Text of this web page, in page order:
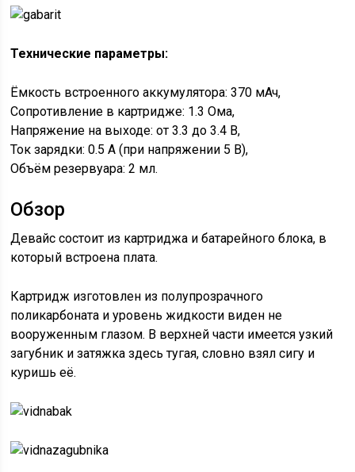
Технические параметры:
Ёмкость встроенного аккумулятора: 370 мАч,
Сопротивление в картридже: 1.3 Ома,
Напряжение на выходе: от 3.3 до 3.4 В,
Ток зарядки: 0.5 А (при напряжении 5 В),
Объём резервуара: 2 мл.
Обзор
Девайс состоит из картриджа и батарейного блока, в
который встроена плата.
Картридж изготовлен из полупрозрачного
поликарбоната и уровень жидкости виден не
вооруженным глазом. В верхней части имеется узкий
загубник и затяжка здесь тугая, словно взял сигу и
куришь её.